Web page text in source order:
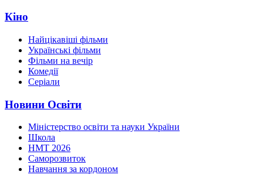
Кіно
Найцікавіші фільми
Українські фільми
Фільми на вечір
Комедії
Серіали
Новини Освіти
Міністерство освіти та науки України
Школа
НМТ 2026
Саморозвиток
Навчання за кордоном